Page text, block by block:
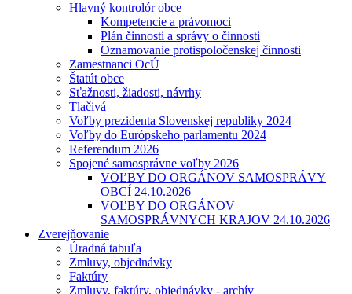
Hlavný kontrolór obce
Kompetencie a právomoci
Plán činnosti a správy o činnosti
Oznamovanie protispoločenskej činnosti
Zamestnanci OcÚ
Štatút obce
Sťažnosti, žiadosti, návrhy
Tlačivá
Voľby prezidenta Slovenskej republiky 2024
Voľby do Európskeho parlamentu 2024
Referendum 2026
Spojené samosprávne voľby 2026
VOĽBY DO ORGÁNOV SAMOSPRÁVY
OBCÍ 24.10.2026
VOĽBY DO ORGÁNOV
SAMOSPRÁVNYCH KRAJOV 24.10.2026
Zverejňovanie
Úradná tabuľa
Zmluvy, objednávky
Faktúry
Zmluvy, faktúry, objednávky - archív